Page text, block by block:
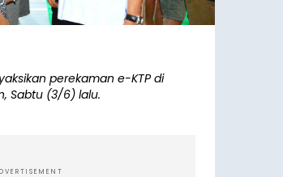
perekaman e-KTP di
Sabtu (3/6) lalu.